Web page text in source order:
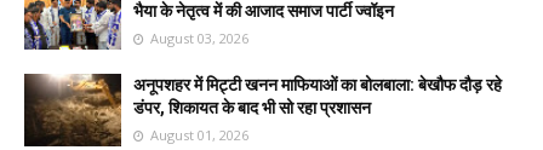
भैया के नेतृत्व में की आजाद समाज पार्टी ज्वॉइन
August 03, 2026
अनूपशहर में मिट्टी खनन माफियाओं का बोलबाला: बेखौफ दौड़ रहे
डंपर, शिकायत के बाद भी सो रहा प्रशासन
August 01, 2026